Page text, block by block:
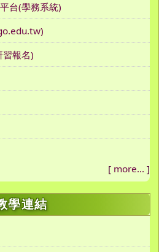
台(學務系統)
習報名)
[ more... ]
學連結